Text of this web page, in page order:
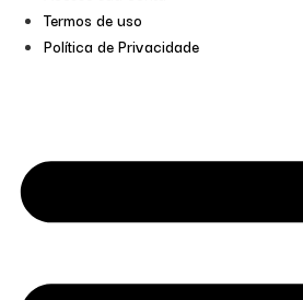
Termos de uso
Política de Privacidade